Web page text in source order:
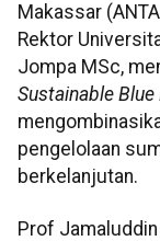
Makassar
Rektor
Jompa MSc,
Sustainable Blue
pengelolaan
berkelanjutan.
Prof